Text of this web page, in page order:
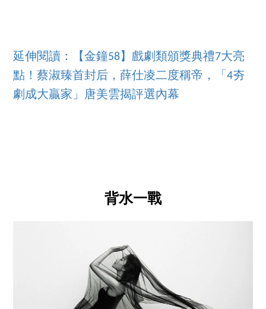
延伸閱讀：【金鐘58】戲劇類頒獎典禮7大亮
點！蔡淑臻首封后，薛仕凌二度稱帝，「4夯
劇成大贏家」唐美雲揭評選內幕
背水一戰